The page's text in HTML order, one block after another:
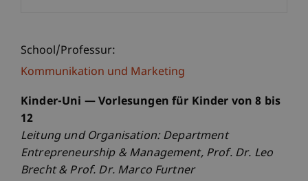
School/Professur:
Kommunikation und Marketing
Kinder-Uni — Vorlesungen für Kinder von 8 bis
12
Leitung und Organisation: Department
Entrepreneurship & Management, Prof. Dr. Leo
Brecht & Prof. Dr. Marco Furtner